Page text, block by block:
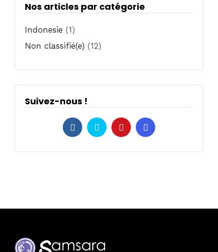
Nos articles par catégorie
Indonesie (1)
Non classifié(e) (12)
Suivez-nous !